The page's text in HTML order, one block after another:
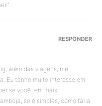
além das viagens, me
Eu tenho muito interesse em
se você tem mais
se é simples, como faria
RESPONDER